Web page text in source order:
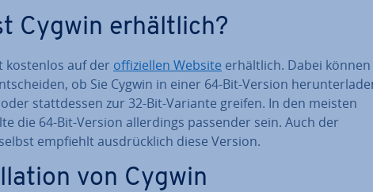
Cygwin er­hält­lich?
kostenlos auf der of­fi­zi­el­len Website er­hält­lich. Dabei können
ob Sie Cygwin in einer 64-Bit-Version
statt­des­sen zur 32-Bit-Variante greifen. In den meisten
die 64-Bit-Version al­ler­dings passender sein. Auch der
empfiehlt aus­drück­lich diese Version.
von Cygwin